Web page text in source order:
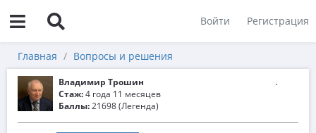
Войти Регистрация
Главная Вопросы и решения
Владимир Трошин
Стаж:4 года 11 месяцев
Баллы:21698 (Легенда)